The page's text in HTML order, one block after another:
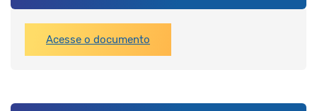
Acesse o documento